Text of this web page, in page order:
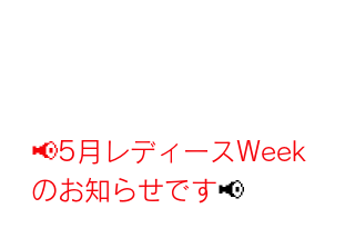
📢5月レディースWeek
のお知らせです📢